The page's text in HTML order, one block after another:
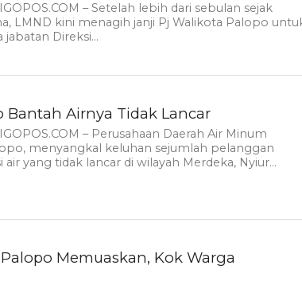
– Setelah lebih dari sebulan sejak
LMND kini menagih janji Pj Walikota Palopo
Direksi...
Bantah Airnya Tidak Lancar
– Perusahaan Daerah Air Minum
menyangkal keluhan sejumlah pelanggan
yang tidak lancar di wilayah Merdeka, Nyiur...
Memuaskan, Kok Warga